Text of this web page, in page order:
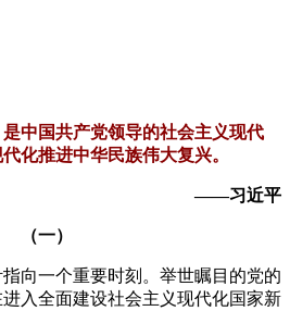
中国共产党领导的社会主义现代
化推进中华民族伟大复兴。
——习近平
（一）
一个重要时刻。举世瞩目的党的
入全面建设社会主义现代化国家新